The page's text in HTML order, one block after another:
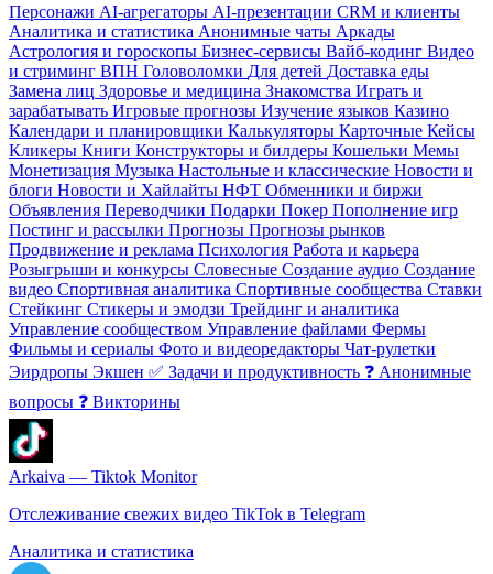
Персонажи AI-агрегаторы AI-презентации CRM и клиенты
Аналитика и статистика ️Анонимные чаты ️Аркады
Астрология и гороскопы Бизнес-сервисы Вайб-кодинг Видео
и стриминг ️ВПН Головоломки Для детей Доставка еды
Замена лиц Здоровье и медицина Знакомства Играть и
зарабатывать Игровые прогнозы Изучение языков Казино
Календари и планировщики Калькуляторы Карточные Кейсы
Кликеры Книги Конструкторы и билдеры Кошельки Мемы
Монетизация Музыка Настольные и классические Новости и
блоги Новости и Хайлайты НФТ Обменники и биржи
Объявления Переводчики Подарки Покер Пополнение игр
Постинг и рассылки Прогнозы Прогнозы рынков
Продвижение и реклама Психология Работа и карьера
Розыгрыши и конкурсы Словесные Создание аудио Создание
видео Спортивная аналитика Спортивные сообщества Ставки
Стейкинг Стикеры и эмодзи Трейдинг и аналитика
Управление сообществом Управление файлами Фермы
Фильмы и сериалы Фото и видеоредакторы Чат-рулетки
Эирдропы Экшен ✅ Задачи и продуктивность ❓ Анонимные
вопросы ❓ Викторины
Arkaiva — Tiktok Monitor
Отслеживание свежих видео TikTok в Telegram
Аналитика и статистика